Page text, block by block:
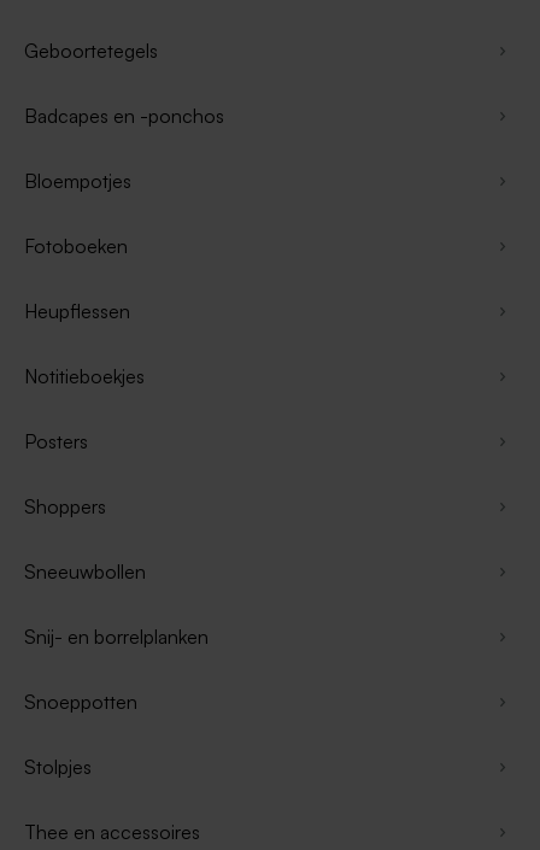
Geboortetegels
Badcapes en -ponchos
Bloempotjes
Fotoboeken
Heupflessen
Notitieboekjes
Posters
Shoppers
Sneeuwbollen
Snij- en borrelplanken
Snoeppotten
Stolpjes
Thee en accessoires